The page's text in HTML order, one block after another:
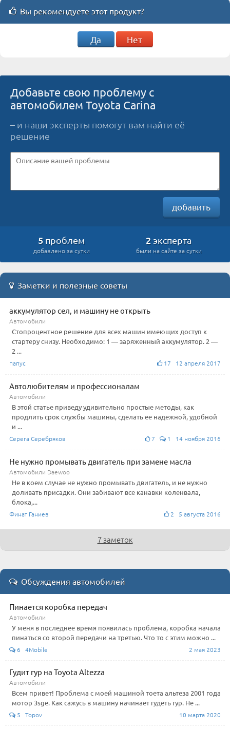
Вы рекомендуете этот продукт?
Да Нет
Добавьте свою проблему с
автомобилем Toyota Carina
– и наши эксперты помогут вам найти её
решение
добавить
5 проблем
добавлено за сутки
2 эксперта
были на сайте за сутки
Заметки и полезные советы
аккумулятор сел, и машину не открыть
Автомобили
Стопроцентное решение для всех машин имеющих доступ к
стартеру снизу. Необходимо: 1 — заряженный аккумулятор. 2 —
2 ...
папус 17 12 апреля 2017
Автолюбителям и профессионалам
Автомобили
В этой статье приведу удивительно простые методы, как
продлить срок службы машины, сделать ее надежной, удобной
и ...
Серега Серебряков 7 1 14 ноября 2016
Не нужно промывать двигатель при замене масла
Автомобили Daewoo
Не в коем случае не нужно промывать двигатель, и не нужно
доливать присадки. Они забивают все канавки коленвала,
блока,...
Финат Ганиев 2 5 августа 2016
7 заметок
Обсуждения автомобилей
Пинается коробка передач
Автомобили
У меня в последнее время появилась проблема, коробка начала
пинаться со второй передачи на третью. Что то с этим можно ...
6 4Mobile 2 мая 2023
Гудит гур на Toyota Altezza
Автомобили
Всем привет! Проблема с моей машиной тоета альтеза 2001 года
мотор 3sge. Как сажусь в машину начинает гудеть гур. Не ...
5 Topov 10 марта 2020